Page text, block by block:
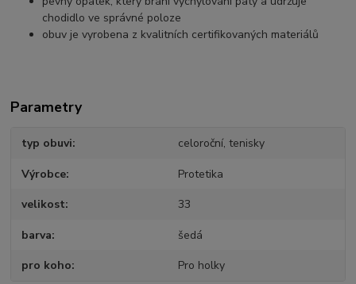
chodidlo ve správné poloze
obuv je vyrobena z kvalitních certifikovaných materiálů
Parametry
typ obuvi celoroční, tenisky
Výrobce Protetika
velikost 33
barva šedá
pro koho Pro holky